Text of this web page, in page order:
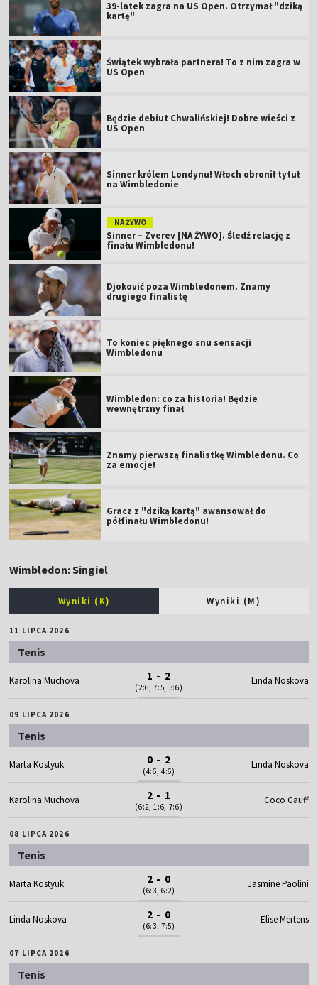
39-latek zagra na US Open. Otrzymał "dziką
kartę"
Świątek wybrała partnera! To z nim zagra w
US Open
Będzie debiut Chwalińskiej! Dobre wieści z
US Open
Sinner królem Londynu! Włoch obronił tytuł
na Wimbledonie
NA ŻYWO
Sinner – Zverev [NA ŻYWO]. Śledź relację z
finału Wimbledonu!
Djoković poza Wimbledonem. Znamy
drugiego finalistę
To koniec pięknego snu sensacji
Wimbledonu
Wimbledon: co za historia! Będzie
wewnętrzny finał
Znamy pierwszą finalistkę Wimbledonu. Co
za emocje!
Gracz z "dziką kartą" awansował do
półfinału Wimbledonu!
Wimbledon: Singiel
Wyniki (K) Wyniki (M)
11 LIPCA 2026
Tenis
Karolina Muchova 1 - 2
(2:6, 7:5, 3:6)
Linda Noskova
09 LIPCA 2026
Tenis
Marta Kostyuk 0 - 2
(4:6, 4:6)
Linda Noskova
Karolina Muchova 2 - 1
(6:2, 1:6, 7:6)
Coco Gauff
08 LIPCA 2026
Tenis
Marta Kostyuk 2 - 0
(6:3, 6:2)
Jasmine Paolini
Linda Noskova 2 - 0
(6:3, 7:5)
Elise Mertens
07 LIPCA 2026
Tenis